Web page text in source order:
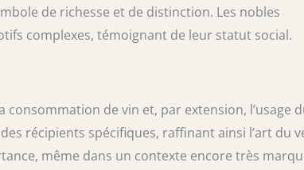
de richesse et de distinction. Les nobles
complexes, témoignant de leur statut social.
de vin et, par extension, l’usage
récipients spécifiques, raffinant ainsi l’art du
même dans un contexte encore très